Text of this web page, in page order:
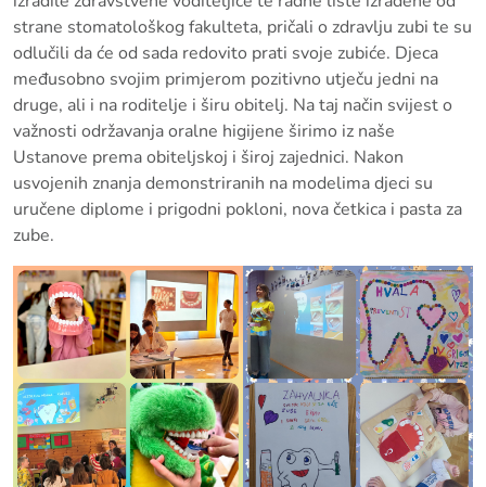
strane stomatološkog fakulteta, pričali o zdravlju zubi te su
odlučili da će od sada redovito prati svoje zubiće. Djeca
međusobno svojim primjerom pozitivno utječu jedni na
druge, ali i na roditelje i širu obitelj. Na taj način svijest o
važnosti održavanja oralne higijene širimo iz naše
Ustanove prema obiteljskoj i široj zajednici. Nakon
usvojenih znanja demonstriranih na modelima djeci su
uručene diplome i prigodni pokloni, nova četkica i pasta za
zube.